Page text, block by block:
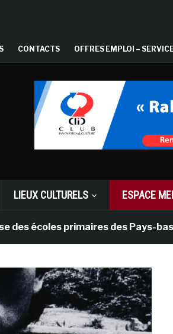
CONTACTS OFFRES EMPLOI –
LIEUX CULTURELS ESPACE
primaires des Pays-bas